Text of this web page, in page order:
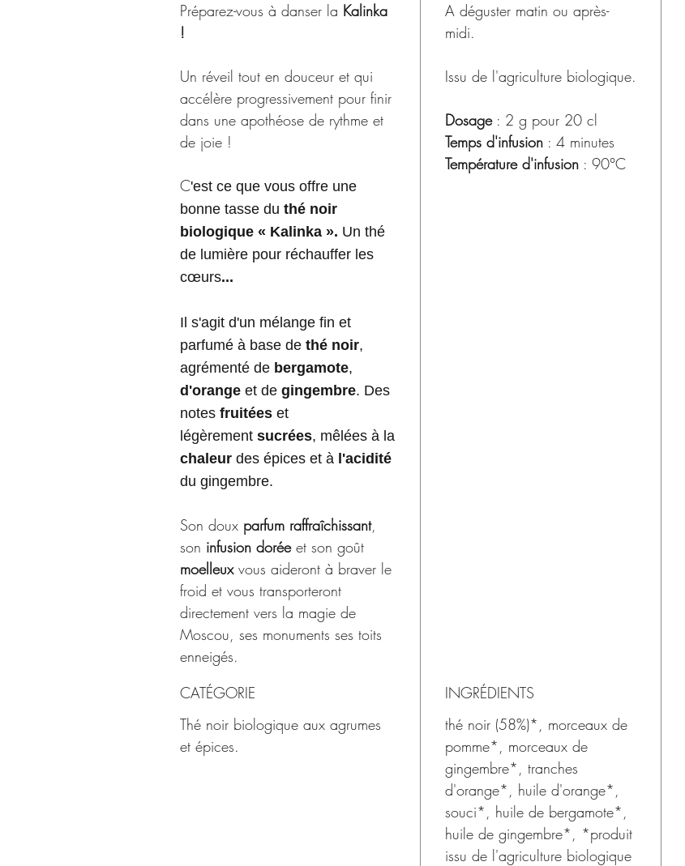
Préparez-vous à danser la Kalinka
!
Un réveil tout en douceur et qui
accélère progressivement pour finir
dans une apothéose de rythme et
de joie !
C'est ce que vous offre une
bonne tasse du thé noir
biologique « Kalinka ». Un thé
de lumière pour réchauffer les
cœurs...
Il s'agit d'un mélange fin et
parfumé à base de thé noir,
agrémenté de bergamote,
d'orange et de gingembre. Des
notes fruitées et
légèrement sucrées, mêlées à la
chaleur des épices et à l'acidité
du gingembre.
Son doux parfum raffraîchissant,
son infusion doréeet son goût
moelleuxvous aideront à braver le
froid et vous transporteront
directement vers la magie de
Moscou, ses monuments ses toits
enneigés.
A déguster matin ou après-
midi.
Issu de l'agriculture biologique.
Dosage: 2 g pour 20 cl
Temps d'infusion : 4 minutes
Température d'infusion : 90°C
CATÉGORIE
Thé noir biologique aux agrumes
et épices.
INGRÉDIENTS
thé noir (58%)*, morceaux de
pomme*, morceaux de
gingembre*, tranches
d'orange*, huile d'orange*,
souci*, huile de bergamote*,
huile de gingembre*, *produit
issu de l'agriculture biologique